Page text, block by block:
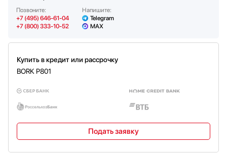
Позвоните:
+7 (495) 646-61-04
+7 (800) 333-10-52
Напишите:
Telegram
MAX
Купить в кредит или рассрочку
BORK P801
Подать заявку